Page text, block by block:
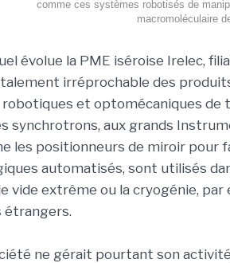
comme ces systèmes robotisés de
macromoléculaire
évolue la PME iséroise Irelec,
irréprochable des
et optomécaniques de
synchrotrons, aux grands
les positionneurs de miroir pour
automatisés, sont utilisés
vide extrême ou la cryogénie, par
étrangers.
ne gérait pourtant son